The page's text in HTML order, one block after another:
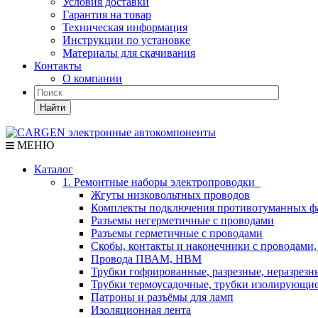
Гарантия на товар
Техническая информация
Инструкции по установке
Материалы для скачивания
Контакты
О компании
Найти
МЕНЮ
Каталог
1. Ремонтные наборы электропроводки
Жгуты низковольтных проводов
Комплекты подключения противотуманных
Разъемы негерметичные с проводами
Разъемы герметичные с проводами
Скобы, контакты и наконечники с проводами,
Провода ПВАМ, НВМ
Трубки гофрированные, разрезные,
Трубки термоусадочные, трубки
Патроны и разъёмы для ламп
Изоляционная лента